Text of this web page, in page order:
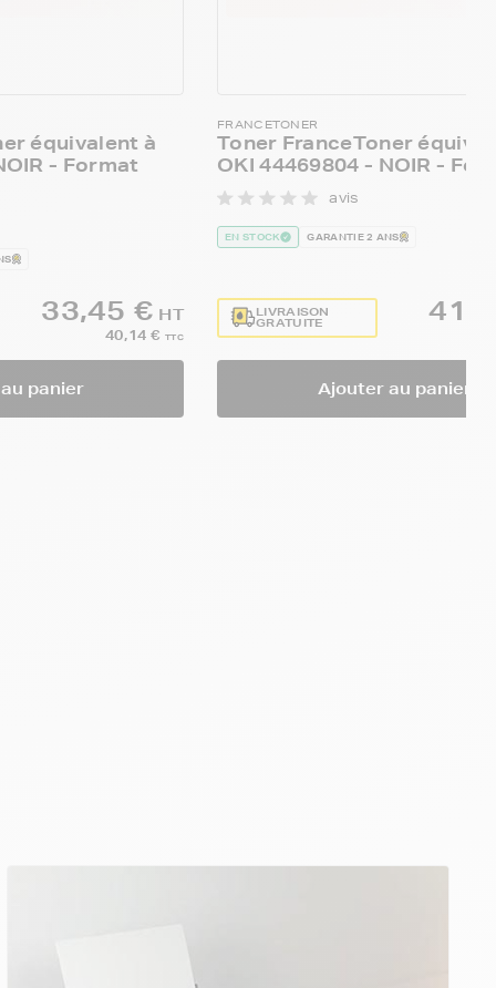
équivalent à
- Format
33,45 € HT
40,14 € TTC
panier
FRANCETONER
Toner FranceToner
OKI 44469804 - NOIR -
avis
EN STOCK GARANTIE 2 ANS
LIVRAISON
GRATUITE
Ajouter au panier